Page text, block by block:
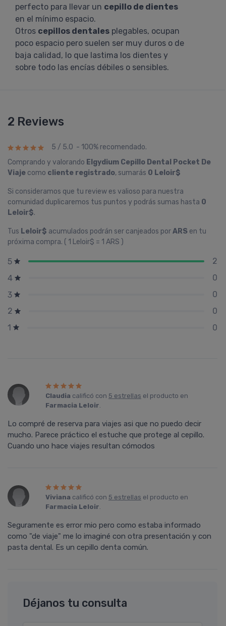
perfecto para llevar un cepillo de dientes
en el mínimo espacio.
Otros cepillos dentales plegables, ocupan
poco espacio pero suelen ser muy duros o de
baja calidad, lo que lastima los dientes y
sobre todo las encías débiles o sensibles.
2 Reviews
5 / 5.0 - 100% recomendado.
Comprando y valorando Elgydium Cepillo Dental Pocket De
Viaje como cliente registrado, sumarás 0 Leloir$
Si consideramos que tu review es valioso para nuestra
comunidad duplicaremos tus puntos y podrás sumas hasta 0
Leloir$.
Tus Leloir$ acumulados podrán ser canjeados porARS en tu
próxima compra. ( 1 Leloir$ = 1 ARS )
5
2
4
0
3
0
2
0
1
0
Claudia calificó con 5 estrellas el producto en
Farmacia Leloir.
Lo compré de reserva para viajes asi que no puedo decir
mucho. Parece práctico el estuche que protege al cepillo.
Cuando uno hace viajes resultan cómodos
Viviana calificó con 5 estrellas el producto en
Farmacia Leloir.
Seguramente es error mio pero como estaba informado
como "de viaje" me lo imaginé con otra presentación y con
pasta dental. Es un cepillo denta común.
Déjanos tu consulta